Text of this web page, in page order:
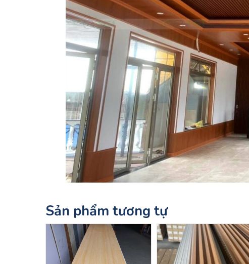
Sản phẩm tương tự